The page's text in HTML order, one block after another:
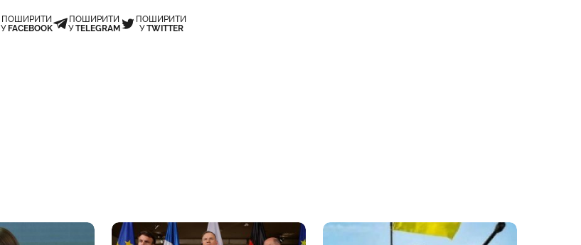
ПОШИРИТИ
УFACEBOOK
ПОШИРИТИ
УTELEGRAM
ПОШИРИТИ
УTWITTER